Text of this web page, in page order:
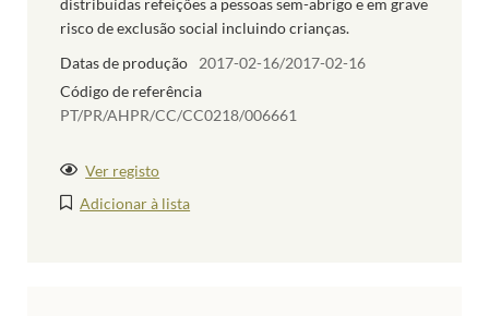
distribuídas refeições a pessoas sem-abrigo e em grave
risco de exclusão social incluindo crianças.
Datas de produção
2017-02-16/2017-02-16
Código de referência
PT/PR/AHPR/CC/CC0218/006661
Ver registo
Adicionar à lista